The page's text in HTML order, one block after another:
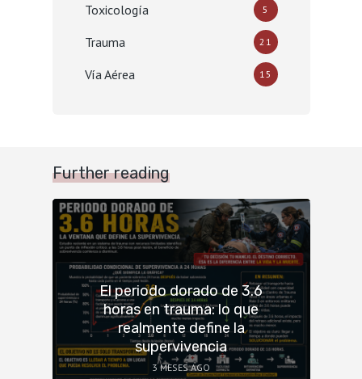
Toxicología 5
Trauma 21
Vía Aérea 15
Further reading
El periodo dorado de 3.6
horas en trauma: lo que
realmente define la
supervivencia
3 MESES AGO